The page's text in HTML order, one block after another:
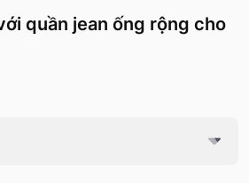
quần jean ống rộng cho